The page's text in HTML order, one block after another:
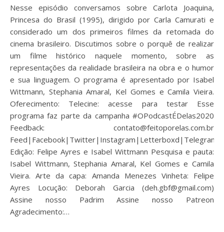
Nesse episódio conversamos sobre Carlota Joaquina,
Princesa do Brasil (1995), dirigido por Carla Camurati e
considerado um dos primeiros filmes da retomada do
cinema brasileiro. Discutimos sobre o porquê de realizar
um filme histórico naquele momento, sobre as
representações da realidade brasileira na obra e o humor
e sua linguagem. O programa é apresentado por Isabel
Wittmann, Stephania Amaral, Kel Gomes e Camila Vieira.
Oferecimento: Telecine: acesse para testar Esse
programa faz parte da campanha #OPodcastÉDelas2020
Feedback: contato@feitoporelas.com.br
Feed|Facebook|Twitter|Instagram|Letterboxd|Telegram
Edição: Felipe Ayres e Isabel Wittmann Pesquisa e pauta:
Isabel Wittmann, Stephania Amaral, Kel Gomes e Camila
Vieira. Arte da capa: Amanda Menezes Vinheta: Felipe
Ayres Locução: Deborah Garcia (deh.gbf@gmail.com)
Assine nosso Padrim Assine nosso Patreon
Agradecimento:…